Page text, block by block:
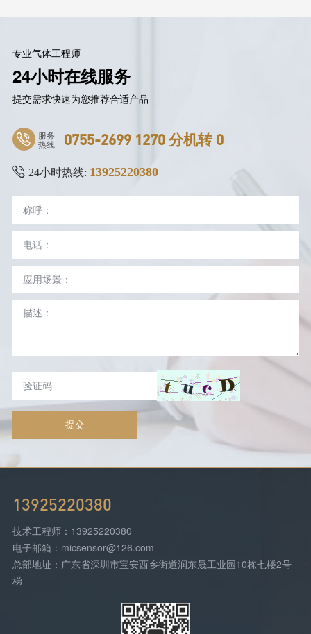
专业气体工程师
24小时在线服务
提交需求快速为您推荐合适产品
服务
热线 0755-2699 1270 分机转 0
24小时热线: 13925220380
提交
13925220380
技术工程师：13925220380
电子邮箱：micsensor@126.com
总部地址：广东省深圳市宝安西乡街道润东晟工业园10栋七楼2号
梯